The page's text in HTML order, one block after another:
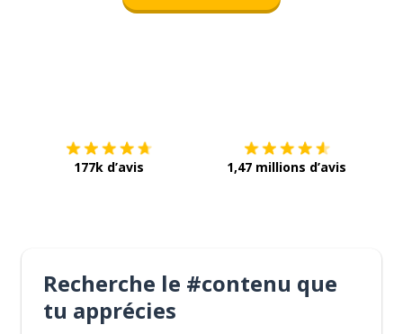
177k d’avis 1,47 millions d’avis
Recherche le #contenu que
tu apprécies